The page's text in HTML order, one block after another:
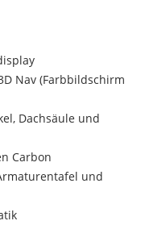
Nav (Farbbildschirm
Dachsäule und
Carbon
und